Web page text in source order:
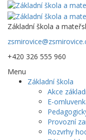
Základní škola a
+420 326 555 960
Menu
Základní škola
Akce
E-
Provozní
Rozvrhy